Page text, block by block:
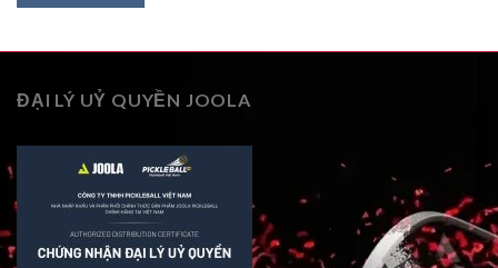
ĐẠI LÝ UỶ QUYỀN JOOLA